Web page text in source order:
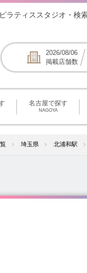
ラティススタジオ・検
2026/08/06
掲載店舗数
名古屋で探す
NAGOYA
埼玉県 北浦和駅